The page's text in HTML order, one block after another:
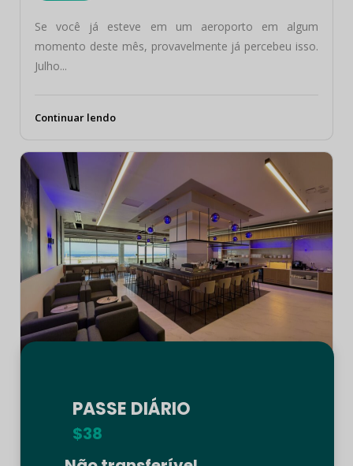
Se você já esteve em um aeroporto em algum
momento deste mês, provavelmente já percebeu isso.
Julho...
Continuar lendo
Escape do calor extremo em Rodas e
Salónica
PASSE DIÁRIO
$38